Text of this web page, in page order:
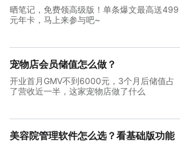
晒笔记，免费领高级版！单条爆文最高送499
元年卡，马上来参与吧~
宠物店会员储值怎么做？
开业首月GMV不到6000元，3个月后储值占
了营收近一半，这家宠物店做了什么
美容院管理软件怎么选？看基础版功能